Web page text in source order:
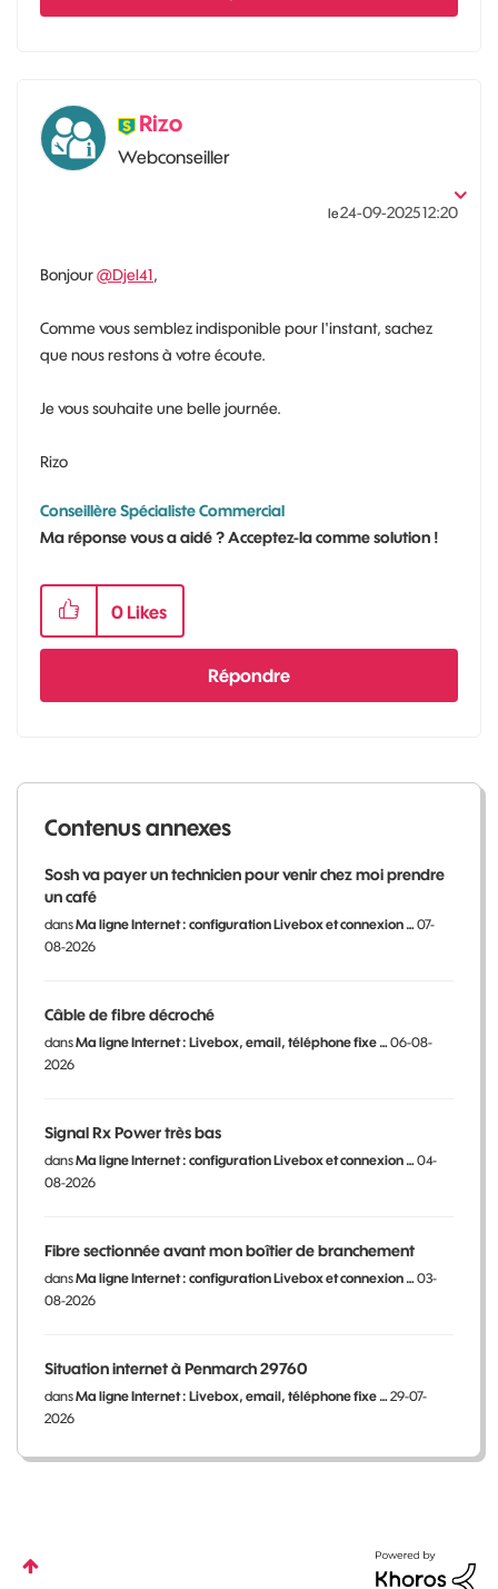
Rizo
Webconseiller
le‎24-09-202512:20
Bonjour@Djel41,
Comme vous semblez indisponible pour l'instant, sachez
que nous restons à votre écoute.
Je vous souhaite une belle journée.
Rizo
Conseillère Spécialiste Commercial
Ma réponse vous a aidé ? Acceptez-la comme solution !
0 Likes
Répondre
Contenus annexes
Sosh va payer un technicien pour venir chez moi prendre
un café
dansMa ligne Internet : configuration Livebox et connexion … 07-
08-2026
Câble de fibre décroché
dansMa ligne Internet : Livebox, email, téléphone fixe … 06-08-
2026
Signal Rx Power très bas
dansMa ligne Internet : configuration Livebox et connexion … 04-
08-2026
Fibre sectionnée avant mon boîtier de branchement
dansMa ligne Internet : configuration Livebox et connexion … 03-
08-2026
Situation internet à Penmarch 29760
dansMa ligne Internet : Livebox, email, téléphone fixe … 29-07-
2026